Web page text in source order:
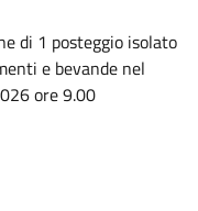
di 1 posteggio isolato
e bevande nel
ore 9.00